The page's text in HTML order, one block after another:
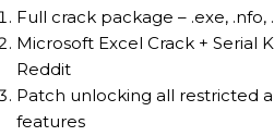
Full crack package – .exe, .nfo,
Microsoft Excel Crack + Serial
Reddit
Patch unlocking all restricted
features